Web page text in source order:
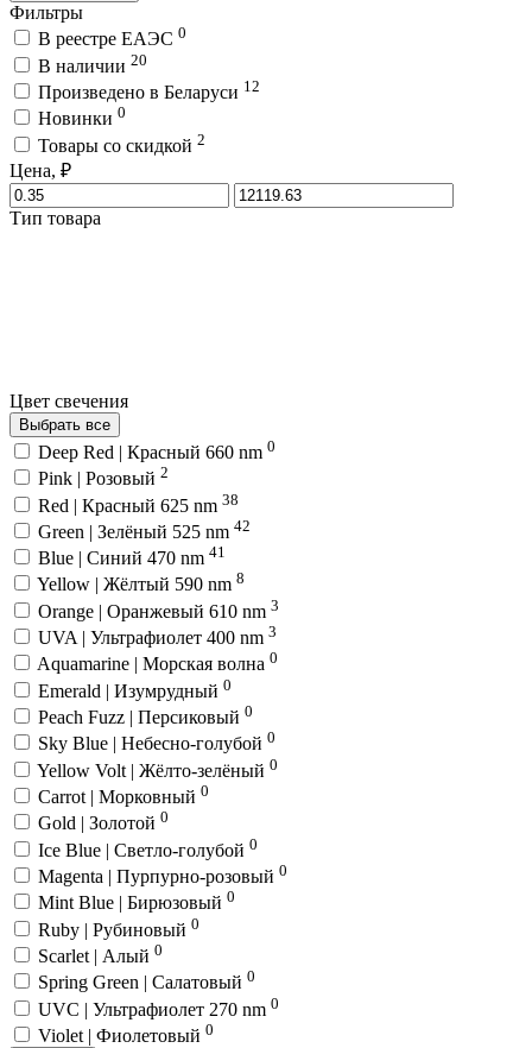
Фильтры
В реестре ЕАЭС 0
В наличии 20
Произведено в Беларуси 12
Новинки 0
Товары со скидкой 2
Цена, ₽
Тип товара
Цвет свечения
Выбрать все
Deep Red | Красный 660 nm 0
Pink | Розовый 2
Red | Красный 625 nm 38
Green | Зелёный 525 nm 42
Blue | Синий 470 nm 41
Yellow | Жёлтый 590 nm 8
Orange | Оранжевый 610 nm 3
UVA | Ультрафиолет 400 nm 3
Aquamarine | Морская волна 0
Emerald | Изумрудный 0
Peach Fuzz | Персиковый 0
Sky Blue | Небесно-голубой 0
Yellow Volt | Жёлто-зелёный 0
Carrot | Морковный 0
Gold | Золотой 0
Ice Blue | Светло-голубой 0
Magenta | Пурпурно-розовый 0
Mint Blue | Бирюзовый 0
Ruby | Рубиновый 0
Scarlet | Алый 0
Spring Green | Салатовый 0
UVC | Ультрафиолет 270 nm 0
Violet | Фиолетовый 0